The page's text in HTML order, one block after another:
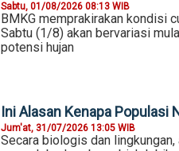
Sabtu, 01/08/2026 08:13 WIB
BMKG memprakirakan kondisi
Sabtu (1/8) akan bervariasi
potensi hujan
Ini Alasan Kenapa Populasi
Jum'at, 31/07/2026 13:05 WIB
Secara biologis dan